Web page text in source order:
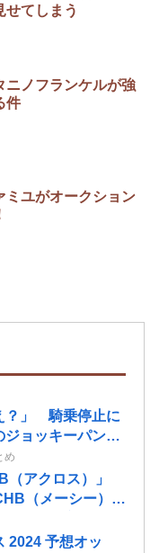
せてしまう
ニノフランケルが強
件
ミユがオークション
？」 騎乗停止に
ョッキーパンツ
め
（アクロス）」
（メーシー）」
」が検定通過
2024 予想オッ